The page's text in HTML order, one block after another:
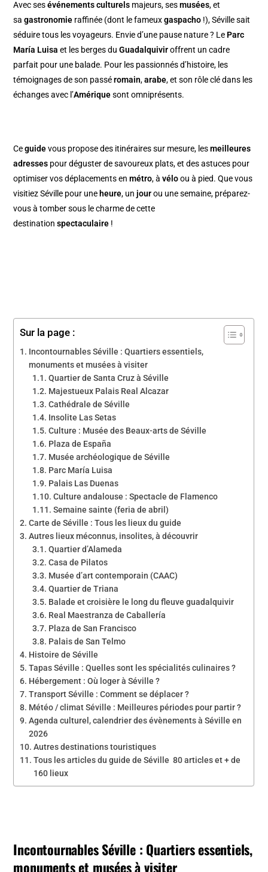
Avec sesévénements culturels majeurs, sesmusées, et
sagastronomie raffinée (dont le fameuxgaspacho !), Séville sait
séduire tous les voyageurs. Envie d’une pause nature ? Le Parc
María Luisa et les berges duGuadalquiviroffrent un cadre
parfait pour une balade. Pour les passionnés d’histoire, les
témoignages de son passéromain,arabe, et son rôle clé dans les
échanges avec l’Amériquesont omniprésents.
Ceguidevous propose des itinéraires sur mesure, lesmeilleures
adresses pour déguster de savoureux plats, et des astuces pour
optimiser vos déplacements enmétro, àvéloou à pied. Que vous
visitiez Séville pour une heure, unjourou une semaine, préparez-
vous à tomber sous le charme de cette
destinationspectaculaire !
Sur la page :
Incontournables Séville : Quartiers essentiels,
monuments et musées à visiter
Quartier de Santa Cruz à Séville
Majestueux Palais Real Alcazar
Cathédrale de Séville
Insolite Las Setas
Culture : Musée des Beaux-arts de Séville
Plaza de España
Musée archéologique de Séville
Parc María Luisa
Palais Las Duenas
Culture andalouse : Spectacle de Flamenco
Semaine sainte (feria de abril)
Carte de Séville : Tous les lieux du guide
Autres lieux méconnus, insolites, à découvrir
Quartier d’Alameda
Casa de Pilatos
Musée d’art contemporain (CAAC)
Quartier de Triana
Balade et croisière le long du fleuve guadalquivir
Real Maestranza de Caballería
Plaza de San Francisco
Palais de San Telmo
Histoire de Séville
Tapas Séville : Quelles sont les spécialités culinaires ?
Hébergement : Où loger à Séville ?
Transport Séville : Comment se déplacer ?
Météo / climat Séville : Meilleures périodes pour partir ?
Agenda culturel, calendrier des évènements à Séville en
2026
Autres destinations touristiques
Tous les articles du guide de Séville 80 articles et + de
160 lieux
Incontournables Séville : Quartiers essentiels,
monuments et musées à visiter